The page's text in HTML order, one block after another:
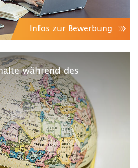
Infos zur Bewerbung
während des